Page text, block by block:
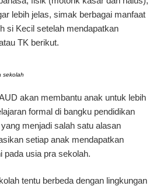
lebih jelas, simak berbagai manfaat
si Kecil setelah mendapatkan
TK berikut.
sekolah
akan membantu anak untuk lebih
formal di bangku pendidikan
menjadi salah satu alasan
setiap anak mendapatkan
pada usia pra sekolah.
tentu berbeda dengan lingkungan